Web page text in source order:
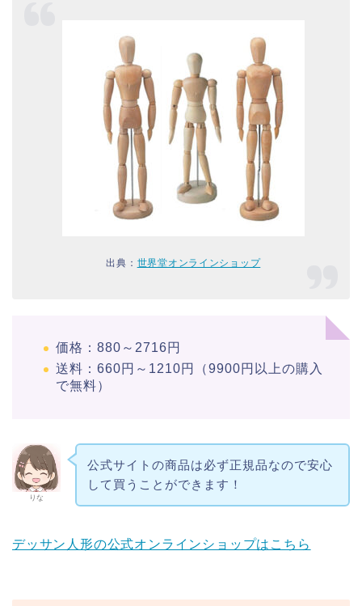
出典： 世界堂オンラインショップ
価格：880～2716円
送料：660円～1210円（9900円以上の購入
で無料）
りな
公式サイトの商品は必ず正規品なので安心
して買うことができます！
デッサン人形の公式オンラインショップはこちら